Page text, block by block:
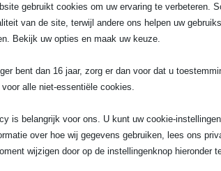
beschik je zo direct over een
van usb inbouw
aan USB stopcontacten flink
variant en past op nagenoeg elk
gebruiken USB-C vanwege de
hebben zowel een USB-A als een
gebruikt cookies om uw ervaring te verbeteren.
van de site, terwijl andere ons helpen uw
Bekijk uw opties en maak uw keuze.
bent dan 16 jaar, zorg er dan voor dat u
alle niet-essentiële cookies.
is belangrijk voor ons. U kunt uw cookie-
over hoe wij gegevens gebruiken, lees ons
wijzigen door op de instellingenknop hieronder